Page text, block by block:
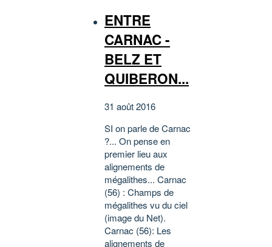
ENTRE
CARNAC -
BELZ ET
QUIBERON...
31 août 2016
SI on parle de Carnac
?... On pense en
premier lieu aux
alignements de
mégalithes... Carnac
(56) : Champs de
mégalithes vu du ciel
(image du Net).
Carnac (56): Les
alignements de